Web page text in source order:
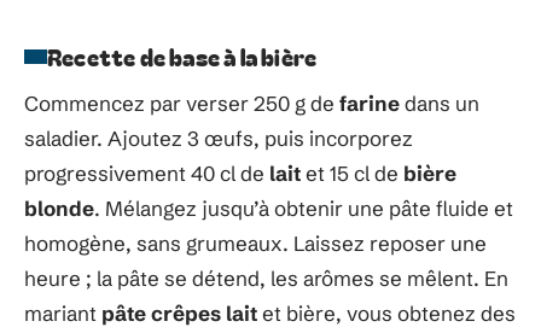
Recette de base à la bière
Commencez par verser 250 g de farinedans un
saladier. Ajoutez 3 œufs, puis incorporez
progressivement 40 cl de laitet 15 cl de bière
blonde. Mélangez jusqu’à obtenir une pâte fluide et
homogène, sans grumeaux. Laissez reposer une
heure ; la pâte se détend, les arômes se mêlent. En
mariant pâte crêpes laitet bière, vous obtenez des